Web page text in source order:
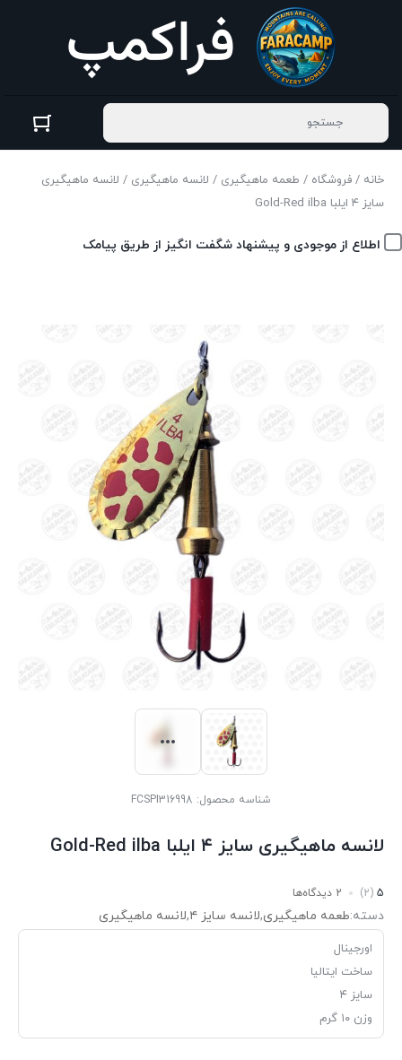
خانه / فروشگاه / طعمه ماهیگیری / لانسه ماهیگیری / لانسه ماهیگیری
سایز ۴ ایلبا Gold-Red ilba
اطلاع از موجودی و پیشنهاد شگفت انگیز از طریق پیامک
شناسه محصول: FCSPI316998
لانسه ماهیگیری سایز ۴ ایلبا Gold-Red ilba
5
(2) 2 دیدگاه‌ها
دسته:طعمه ماهیگیری,لانسه سایز ۴ ,لانسه ماهیگیری
اورجینال
ساخت ایتالیا
سایز ۴
وزن ۱۰ گرم